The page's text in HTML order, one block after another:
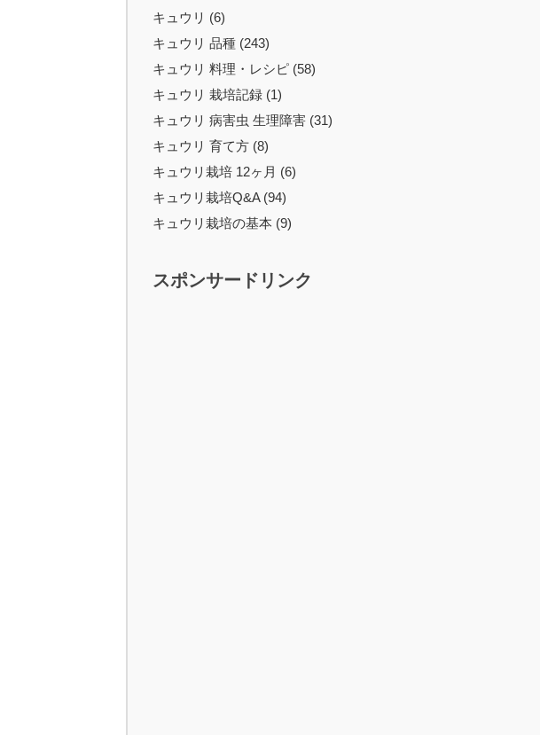
キュウリ (6)
キュウリ 品種 (243)
キュウリ 料理・レシピ (58)
キュウリ 栽培記録 (1)
キュウリ 病害虫 生理障害 (31)
キュウリ 育て方 (8)
キュウリ栽培 12ヶ月 (6)
キュウリ栽培Q&A (94)
キュウリ栽培の基本 (9)
スポンサードリンク